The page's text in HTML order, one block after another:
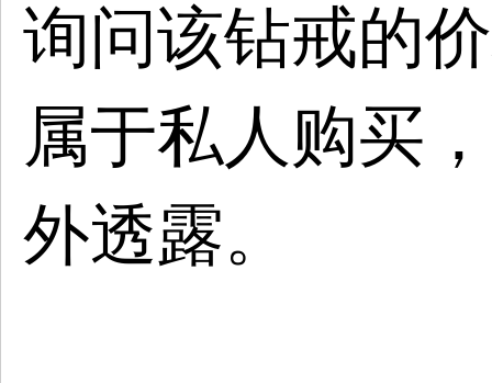
询问该钻戒的
属于私人购买
外透露。